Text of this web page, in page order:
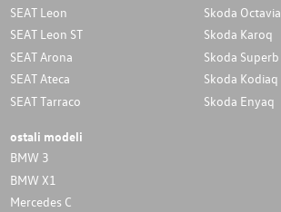
SEAT Leon
SEAT Leon ST
SEAT Arona
SEAT Ateca
SEAT Tarraco
Skoda Octavia
Skoda Karoq
Skoda Superb
Skoda Kodiaq
Skoda Enyaq
ostali modeli
BMW 3
BMW X1
Mercedes C